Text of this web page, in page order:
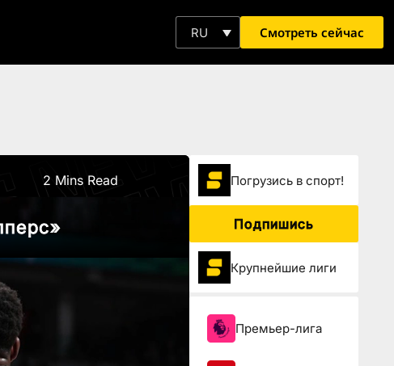
RU Смотреть сейчас
2 Mins Read Погрузиcь в спорт!
Подпишись
Крупнейшие лиги
Премьер-лига